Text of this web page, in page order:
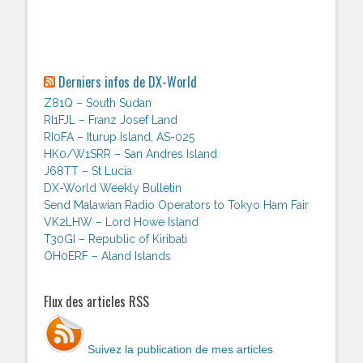
Derniers infos de DX-World
Z81Q – South Sudan
RI1FJL – Franz Josef Land
RI0FA – Iturup Island, AS-025
HK0/W1SRR – San Andres Island
J68TT – St Lucia
DX-World Weekly Bulletin
Send Malawian Radio Operators to Tokyo Ham Fair
VK2LHW – Lord Howe Island
T30GI – Republic of Kiribati
OH0ERF – Aland Islands
Flux des articles RSS
Suivez la publication de mes articles